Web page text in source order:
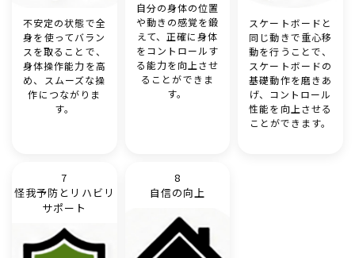
不安定の状態で全
身を使ってバラン
スを取ることで、
身体操作能力を高
め、スムーズな操
作につながりま
す。
自分の身体の位置
や動きの感覚を鍛
えて、正確に身体
をコントロールす
る能力を向上させ
ることができま
す。
スケートボードと
同じ動きで重心移
動を行うことで、
スケートボードの
基礎動作を磨きあ
げ、コントロール
性能を向上させる
ことができます。
7
怪我予防とリハビリ
サポート
8
自信の向上